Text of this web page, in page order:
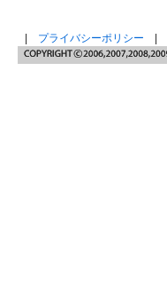
プライバシーポリシー